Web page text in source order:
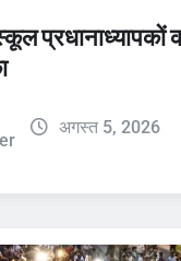
प्रधानाध्यापकों
अगस्त 5, 2026